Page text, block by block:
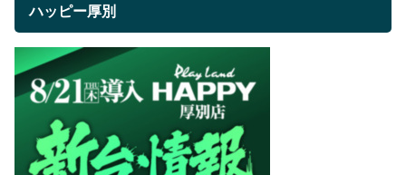
ハッピー厚別